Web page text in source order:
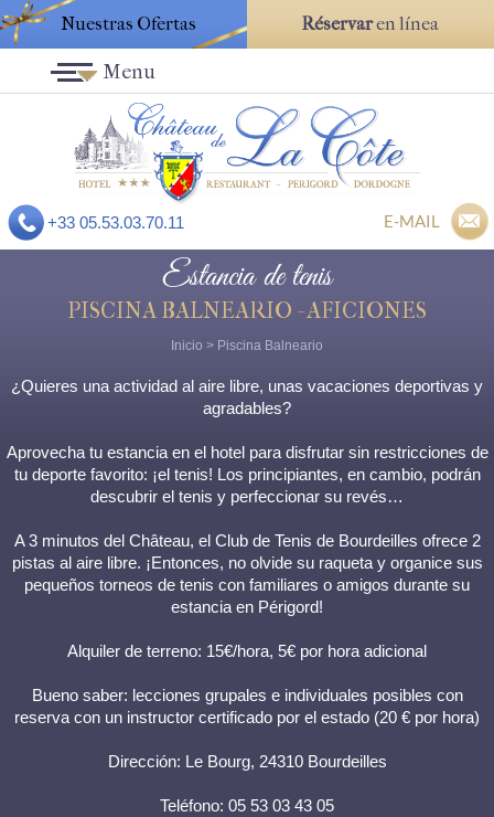
Nuestras Ofertas Réservaren línea
+33 05.53.03.70.11 E-MAIL
Menu
Estancia de tenis
PISCINA BALNEARIO - AFICIONES
Inicio > Piscina Balneario
¿Quieres una actividad al aire libre, unas vacaciones deportivas y
agradables?
Aprovecha tu estancia en el hotel para disfrutar sin restricciones de
tu deporte favorito: ¡el tenis! Los principiantes, en cambio, podrán
descubrir el tenis y perfeccionar su revés…
A 3 minutos del Château, el Club de Tenis de Bourdeilles ofrece 2
pistas al aire libre. ¡Entonces, no olvide su raqueta y organice sus
pequeños torneos de tenis con familiares o amigos durante su
estancia en Périgord!
Alquiler de terreno: 15€/hora, 5€ por hora adicional
Bueno saber: lecciones grupales e individuales posibles con
reserva con un instructor certificado por el estado (20 € por hora)
Dirección: Le Bourg, 24310 Bourdeilles
Teléfono: 05 53 03 43 05